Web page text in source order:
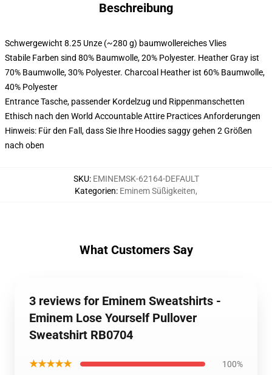
Beschreibung
Schwergewicht 8.25 Unze (~280 g) baumwollereiches Vlies
Stabile Farben sind 80% Baumwolle, 20% Polyester. Heather Gray ist
70% Baumwolle, 30% Polyester. Charcoal Heather ist 60% Baumwolle,
40% Polyester
Entrance Tasche, passender Kordelzug und Rippenmanschetten
Ethisch nach den World Accountable Attire Practices Anforderungen
Hinweis: Für den Fall, dass Sie Ihre Hoodies saggy gehen 2 Größen
nach oben
SKU: EMINEMSK-62164-DEFAULT
Kategorien: Eminem Süßigkeiten,
What Customers Say
3 reviews for Eminem Sweatshirts -
Eminem Lose Yourself Pullover
Sweatshirt RB0704
★★★★★ 100%